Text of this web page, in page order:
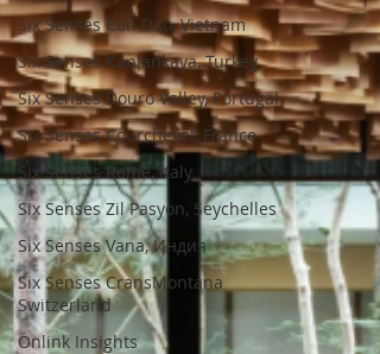
Six Senses Con Dao, Vietnam
Six Senses Kaplankaya, Turkey
Six Senses Douro Valley, Portugal
Six Senses Courchevel, France
Six Senses Rome, Italy
Six Senses Zil Pasyon, Seychelles
Six Senses Vana, Индия
Six Senses CransMontana
Switzerland
Onlink Insights